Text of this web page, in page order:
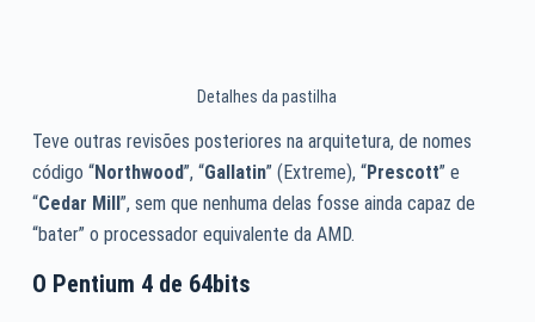
Detalhes da pastilha
Teve outras revisões posteriores na arquitetura, de nomes
código “Northwood”, “Gallatin” (Extreme), “Prescott” e
“Cedar Mill”, sem que nenhuma delas fosse ainda capaz de
“bater” o processador equivalente da AMD.
O Pentium 4 de 64bits